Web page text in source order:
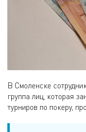
В Смоленске
группа лиц, которая
турниров по покеру,